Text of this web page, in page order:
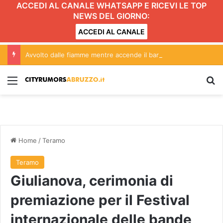
ACCEDI AL CANALE WHATSAPP E RICEVI LE TOP
NEWS DEL GIORNO:
ACCEDI AL CANALE
Avvolto dalle fiamme mentre accende il barbecue
Menu
Home /Teramo
Teramo
Giulianova, cerimonia di
premiazione per il Festival